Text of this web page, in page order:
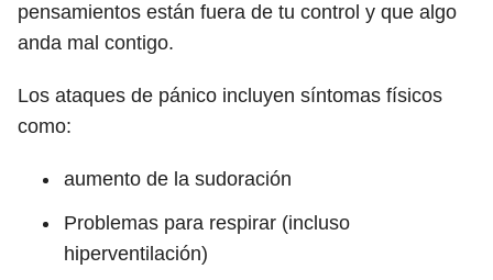
pensamientos están fuera de tu control y que algo
anda mal contigo.
Los ataques de pánico incluyen síntomas físicos
como:
aumento de la sudoración
Problemas para respirar (incluso
hiperventilación)